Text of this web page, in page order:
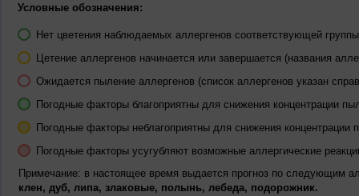
Условные обозначения:
Нет цветения наблюдаемых аллергенов соответствующей
Цетение аллергенов начинается или завершается (названия
Ожидается пыление аллергенов (список аллергенов указан
Погодные факторы благоприятны для снижения концентрации
Погодные факторы неблагоприятны для снижения концентрации
Погодные факторы усугубляют возможные аллергические
Примечание: в настоящее время выдается прогноз по следующим
клен, дуб, липа, злаковые, полынь, лебеда, подорожник.